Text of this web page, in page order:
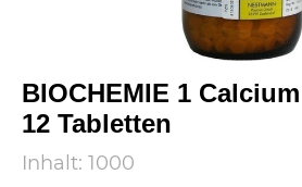
BIOCHEMIE 1
12 Tabletten
Inhalt: 1000